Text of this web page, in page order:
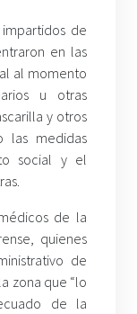
de
en las
al momento
u otras
y otros
las medidas
social y el
de la
quienes
de
zona que “lo
de la